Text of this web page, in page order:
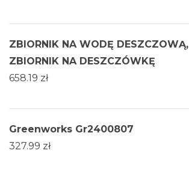
ZBIORNIK NA WODĘ DESZCZOWĄ,
ZBIORNIK NA DESZCZÓWKĘ
658.19 zł
Greenworks Gr2400807
327.99 zł